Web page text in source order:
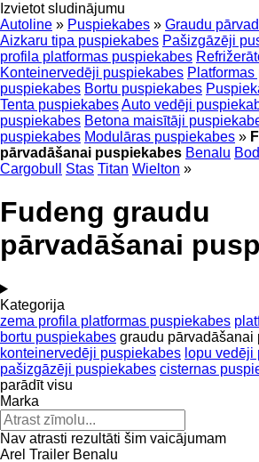
Izvietot sludinājumu
Autoline » Puspiekabes » Graudu
Aizkaru tipa puspiekabes Pašizgāzēji
profila platformas puspiekabes
Konteinervedēji puspiekabes
puspiekabes Bortu puspiekabes
Tenta puspiekabesAuto vedēji
puspiekabes Betona maisītāji
puspiekabes Modulāras puspiekabes »
pārvadāšanai puspiekabes Benalu
Cargobull
Stas Titan Wielton »
Fudeng graudu
pārvadāšanai
Kategorija
zema profila platformas puspiekabes
bortu puspiekabes graudu pārvadāšanai
konteinervedēji puspiekabes lopu vedēji
pašizgāzēji puspiekabes cisternas
parādīt visu
Marka
Nav atrasti rezultāti šim vaicājumam
Arel Trailer Benalu